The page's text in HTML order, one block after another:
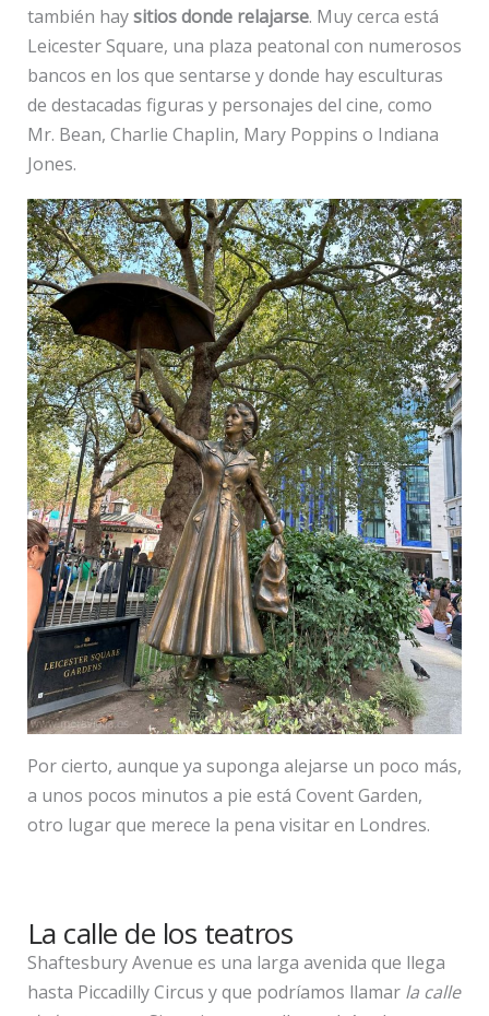
también haysitios donde relajarse. Muy cerca está
Leicester Square, una plaza peatonal con numerosos
bancos en los que sentarse y donde hay esculturas
de destacadas figuras y personajes del cine, como
Mr. Bean, Charlie Chaplin, Mary Poppins o Indiana
Jones.
Por cierto, aunque ya suponga alejarse un poco más,
a unos pocos minutos a pie está Covent Garden,
otro lugar que merece la pena visitar en Londres.
La calle de los teatros
Shaftesbury Avenue es una larga avenida que llega
hasta Piccadilly Circus y que podríamos llamar la calle